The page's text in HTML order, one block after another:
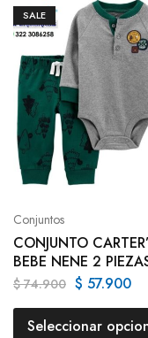
SALE
Conjuntos
CONJUNTO
BEBE NENE 2
$74.900 $ 57.900
Seleccionar